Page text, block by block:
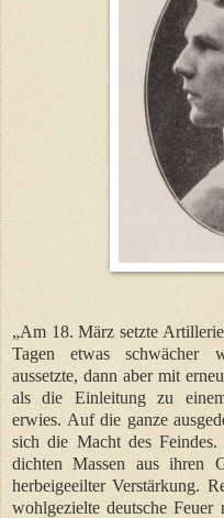
„Am 18. März setzte
Tagen etwas schwächer
aussetzte, dann aber mit
als die Einleitung zu
erwies. Auf die ganze
sich die Macht des
dichten Massen aus ihren
herbeigeeilter Verstärkung.
wohlgezielte deutsche Feuer